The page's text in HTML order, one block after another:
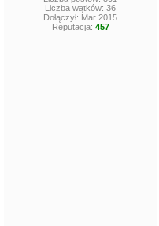
Liczba wątków: 36
Dołączył: Mar 2015
Reputacja: 457